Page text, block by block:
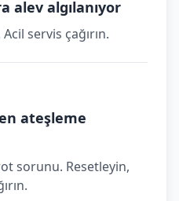
alev algılanıyor
Acil servis çağırın.
ateşleme
sorunu. Resetleyin,